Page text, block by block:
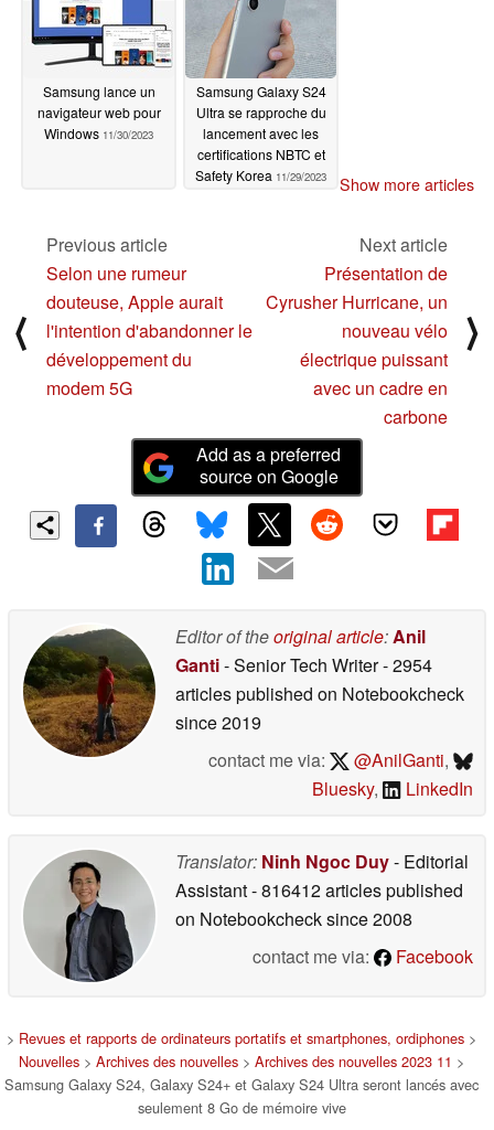
Samsung lance un
navigateur web pour
Windows 11/30/2023
Samsung Galaxy S24
Ultra se rapproche du
lancement avec les
certifications NBTC et
Safety Korea 11/29/2023 Show more articles
⟨
Previous article
Selon une rumeur
douteuse, Apple aurait
l'intention d'abandonner le
développement du
modem 5G
Next article
Présentation de
Cyrusher Hurricane, un
nouveau vélo
électrique puissant
avec un cadre en
carbone
⟩
Add as a preferred
source on Google
Editor of theoriginal article: Anil
Ganti- Senior Tech Writer- 2954
articles published on Notebookcheck
since 2019
contact me via:
@AnilGanti,
Bluesky, LinkedIn
Translator: Ninh Ngoc Duy- Editorial
Assistant- 816412 articles published
on Notebookchecksince 2008
contact me via:
Facebook
> Revues et rapports de ordinateurs portatifs et smartphones, ordiphones >
Nouvelles > Archives des nouvelles > Archives des nouvelles 2023 11 >
Samsung Galaxy S24, Galaxy S24+ et Galaxy S24 Ultra seront lancés avec
seulement 8 Go de mémoire vive